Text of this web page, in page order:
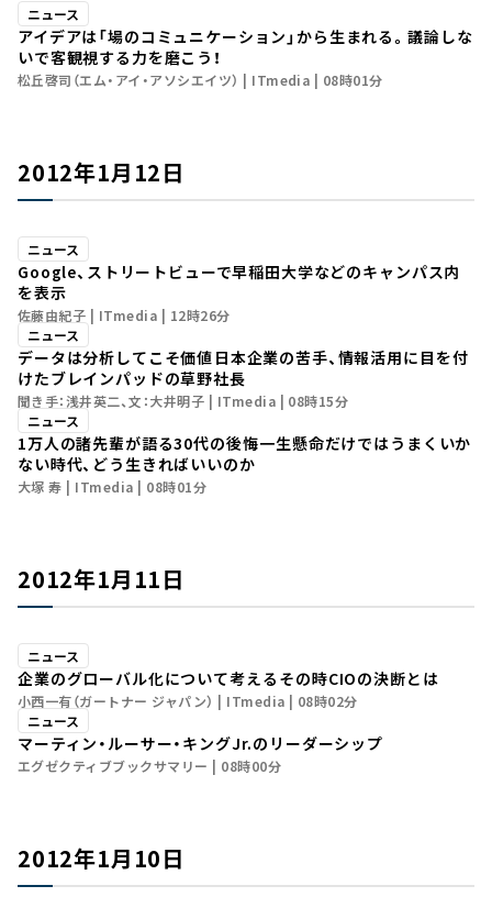
ニュース
アイデアは「場のコミュニケーション」から生まれる。議論しな
いで客観視する力を磨こう！
松丘啓司（エム・アイ・アソシエイツ） ITmedia 08時01分
2012年1月12日
ニュース
Google、ストリートビューで早稲田大学などのキャンパス内
を表示
佐藤由紀子 ITmedia
12時26分
ニュース
データは分析してこそ価値――日本企業の苦手、情報活用に目を付
けたブレインパッドの草野社長
聞き手：浅井英二、文：大井明子 ITmedia
08時15分
ニュース
1万人の諸先輩が語る30代の後悔――一生懸命だけではうまくいか
ない時代、どう生きればいいのか
大塚 寿 ITmedia 08時01分
2012年1月11日
ニュース
企業のグローバル化について考える――その時CIOの決断とは
小西一有（ガートナー ジャパン） ITmedia
08時02分
ニュース
マーティン・ルーサー・キングJr.のリーダーシップ
エグゼクティブブックサマリー 08時00分
2012年1月10日